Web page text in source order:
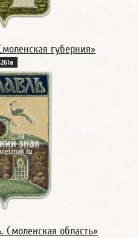
губерния»
Смоленская область»